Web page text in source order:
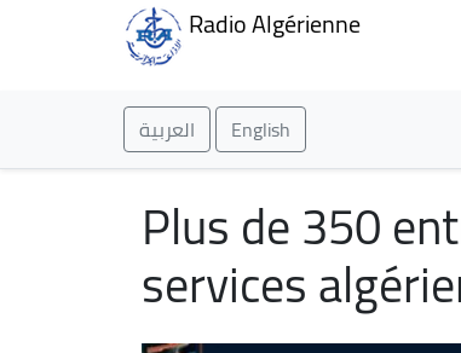
Radio Algérienne
العربية English
Plus de 350
services